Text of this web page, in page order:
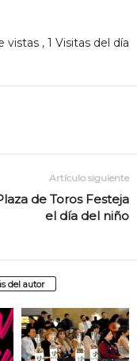
vistas , 1 Visitas del día
Artículo siguiente
de Toros Festeja
el día del niño
del autor